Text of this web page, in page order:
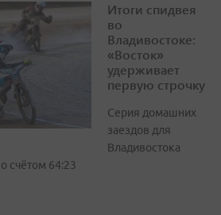
Итоги спидвея
во
Владивостоке:
«Восток»
удерживает
первую строчку
Серия домашних
заездов для
Владивостока
счётом 64:23